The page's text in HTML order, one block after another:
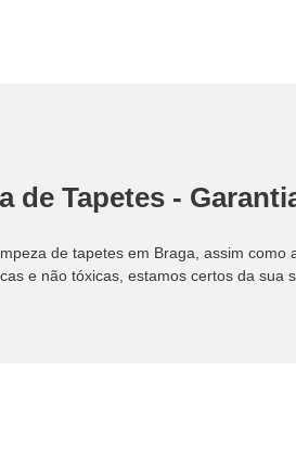
de Tapetes -
de tapetes em Braga, assim
e não tóxicas, estamos certos da sua